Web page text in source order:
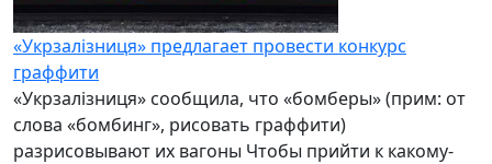
«Укрзалізниця» предлагает провести конкурс
граффити
«Укрзалізниця» сообщила, что «бомберы» (прим: от
слова «бомбинг», рисовать граффити)
разрисовывают их вагоны Чтобы прийти к какому-